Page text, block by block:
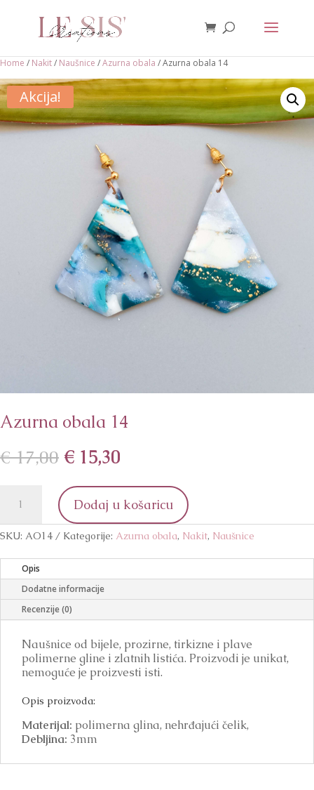
Home / Nakit/ Naušnice /Azurna obala / Azurna obala 14
Akcija!
Azurna obala 14
€17,00 Izvorna
cijena
bila
je:
€ 17,00.
€ 15,30
je:
€ 15,30.
obala
količina
Dodaj u košaricu
SKU: AO14 Kategorije: Azurna obala, Nakit, Naušnice
Opis
Dodatne informacije
Recenzije (0)
Naušnice od bijele, prozirne, tirkizne i plave
polimerne gline i zlatnih listića. Proizvodi je unikat,
nemoguće je proizvesti isti.
Opis proizvoda:
Materijal: polimerna glina, nehrđajući čelik,
Debljina: 3mm